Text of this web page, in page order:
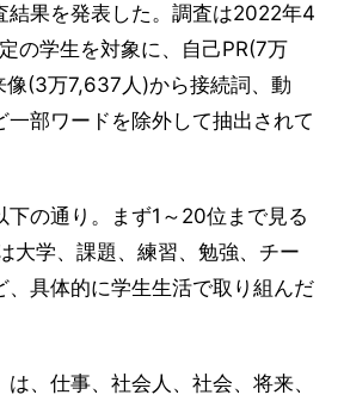
結果を発表した。調査は2022年4
の学生を対象に、自己PR(7万
像(3万7,637人)から接続詞、動
一部ワードを除外して抽出されて
下の通り。まず1～20位まで見る
大学、課題、練習、勉強、チー
、具体的に学生生活で取り組んだ
、仕事、社会人、社会、将来、